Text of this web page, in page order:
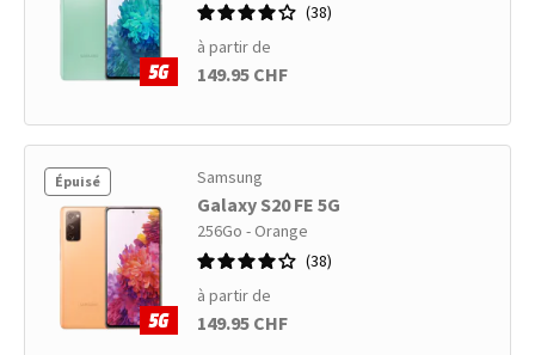
38
à partir de
149.95 CHF
Épuisé Samsung
Galaxy S20 FE 5G
256Go - Orange
38
à partir de
149.95 CHF